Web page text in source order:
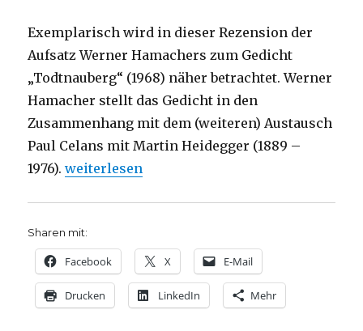
Exemplarisch wird in dieser Rezension der
Aufsatz Werner Hamachers zum Gedicht
„Todtnauberg“ (1968) näher betrachtet. Werner
Hamacher stellt das Gedicht in den
Zusammenhang mit dem (weiteren) Austausch
Paul Celans mit Martin Heidegger (1889 –
1976).„Werner Hamacher zu Celan, Rezension,
weiterlesen
Sharen mit:
Facebook X E-Mail
Drucken LinkedIn Mehr